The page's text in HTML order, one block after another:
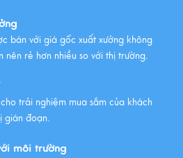
bán với giá gốc xuất xưởng không
nên rẻ hơn nhiều so với thị trường.
trải nghiệm mua sắm của khách
gián đoạn.
môi trường